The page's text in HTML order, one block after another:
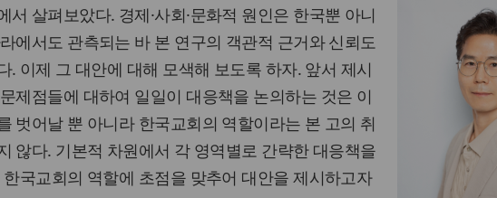
서 살펴보았다. 경제·사회·문화적 원인은 한국뿐 아니
에서도 관측되는 바 본 연구의 객관적 근거와 신뢰도
. 이제 그 대안에 대해 모색해 보도록 하자. 앞서 제시
제점들에 대하여 일일이 대응책을 논의하는 것은 이
벗어날 뿐 아니라 한국교회의 역할이라는 본 고의 취
않다. 기본적 차원에서 각 영역별로 간략한 대응책을
국교회의 역할에 초점을 맞추어 대안을 제시하고자